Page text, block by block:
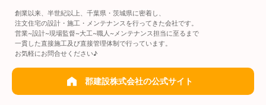
創業以来、半世紀以上、千葉県・茨城県に密着し、
注文住宅の設計・施工・メンテナンスを行ってきた会社です。
営業~設計~現場監督~大工~職人~メンテナンス担当に至るまで
一貫した直接施工及び直接管理体制で行っています。
お気軽にお問合せください♪
郡建設株式会社の公式サイト